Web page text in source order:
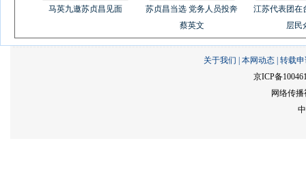
马英九邀苏贞昌见面 苏贞昌当选 党务人员投奔
蔡英文
江苏代表团在
层民
关于我们 本网动态 转载
京ICP备
网络传